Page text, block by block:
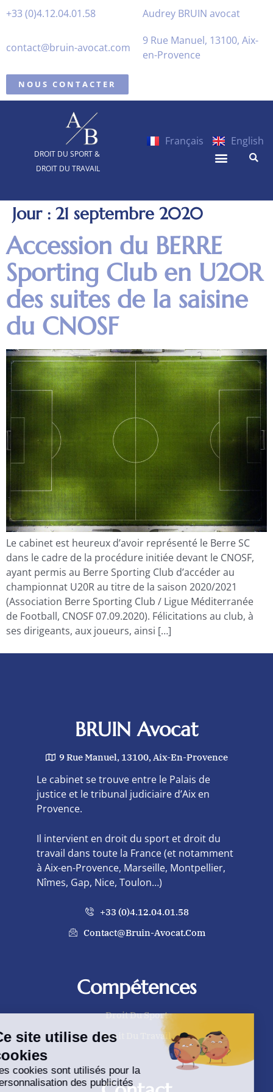
+33 (0)4.12.04.01.58 Audrey BRUIN avocat
contact@bruin-avocat.com
9 Rue Manuel, 13100, Aix-
en-Provence
NOUS CONTACTER
DROIT DU SPORT &
DROIT DU TRAVAIL
Français English
Jour : 21 septembre 2020
Accession du BERRE
Sporting Club en U20R
des suites de la saisine
du CNOSF
Le cabinet est heureux d’avoir représenté le Berre SC
dans le cadre de la procédure initiée devant le CNOSF,
ayant permis au Berre Sporting Club d’accéder au
championnat U20R au titre de la saison 2020/2021
(Association Berre Sporting Club / Ligue Méditerranée
de Football, CNOSF 07.09.2020). Félicitations au club, à
ses dirigeants, aux joueurs, ainsi […]
BRUIN Avocat
9 Rue Manuel, 13100, Aix-En-Provence
Le cabinet se trouve entre le Palais de
justice et le tribunal judiciaire d’Aix en
Provence.
Il intervient en droit du sport et droit du
travail dans toute la France (et notamment
à Aix-en-Provence, Marseille, Montpellier,
Nîmes, Gap, Nice, Toulon…)
+33 (0)4.12.04.01.58
Contact@bruin-Avocat.com
Compétences
Droit Du Sport
Droit Du Travail
Ce site utilise des
cookies
Les cookies sont utilisés pour la
personnalisation des publicités